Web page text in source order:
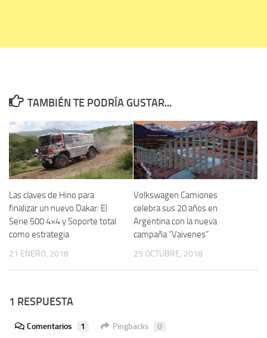
TAMBIÉN TE PODRÍA GUSTAR...
Las claves de Hino para
finalizar un nuevo Dakar: El
Serie 500 4×4 y Soporte total
como estrategia
21 ENERO, 2018
Volkswagen Camiones
celebra sus 20 años en
Argentina con la nueva
campaña “Vaivenes”
25 OCTUBRE, 2018
1 RESPUESTA
Comentarios 1 Pingbacks 0